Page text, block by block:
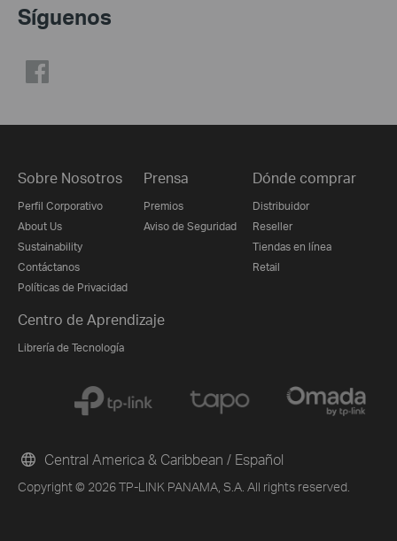
Síguenos
Sobre Nosotros
Perfil Corporativo
About Us
Sustainability
Contáctanos
Políticas de Privacidad
Prensa
Premios
Aviso de Seguridad
Dónde comprar
Distribuidor
Reseller
Tiendas en línea
Retail
Centro de Aprendizaje
Librería de Tecnología
Copyright © 2026 TP-LINK PANAMA, S.A. All rights reserved.
Central America & Caribbean / Español